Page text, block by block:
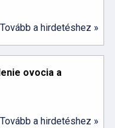
Tovább a hirdetéshez »
ovocia a
Tovább a hirdetéshez »